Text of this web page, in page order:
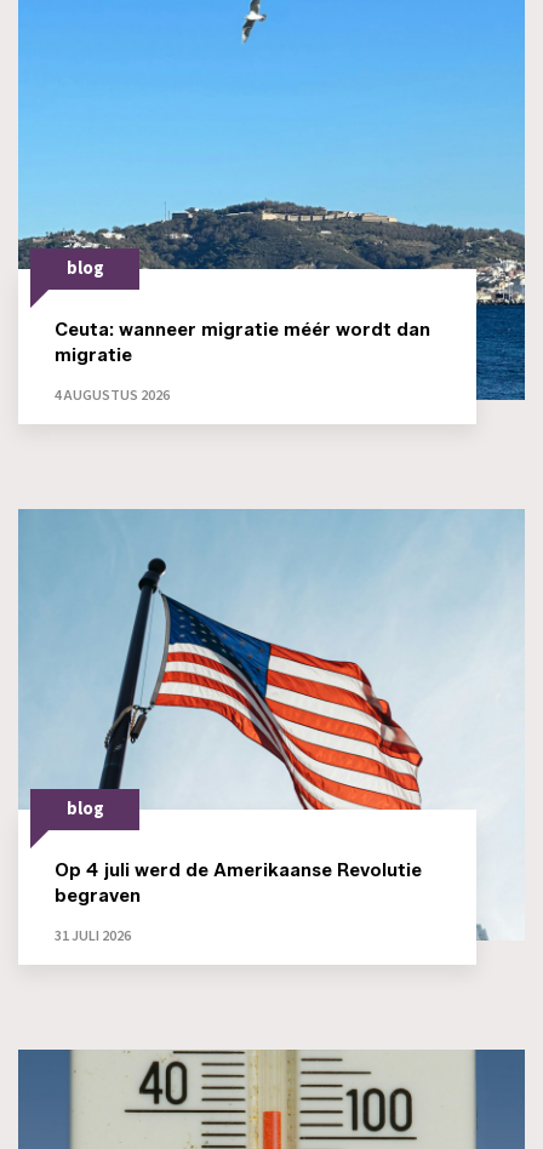
blog
Ceuta: wanneer migratie méér wordt dan
migratie
4 AUGUSTUS 2026
blog
Op 4 juli werd de Amerikaanse Revolutie
begraven
31 JULI 2026